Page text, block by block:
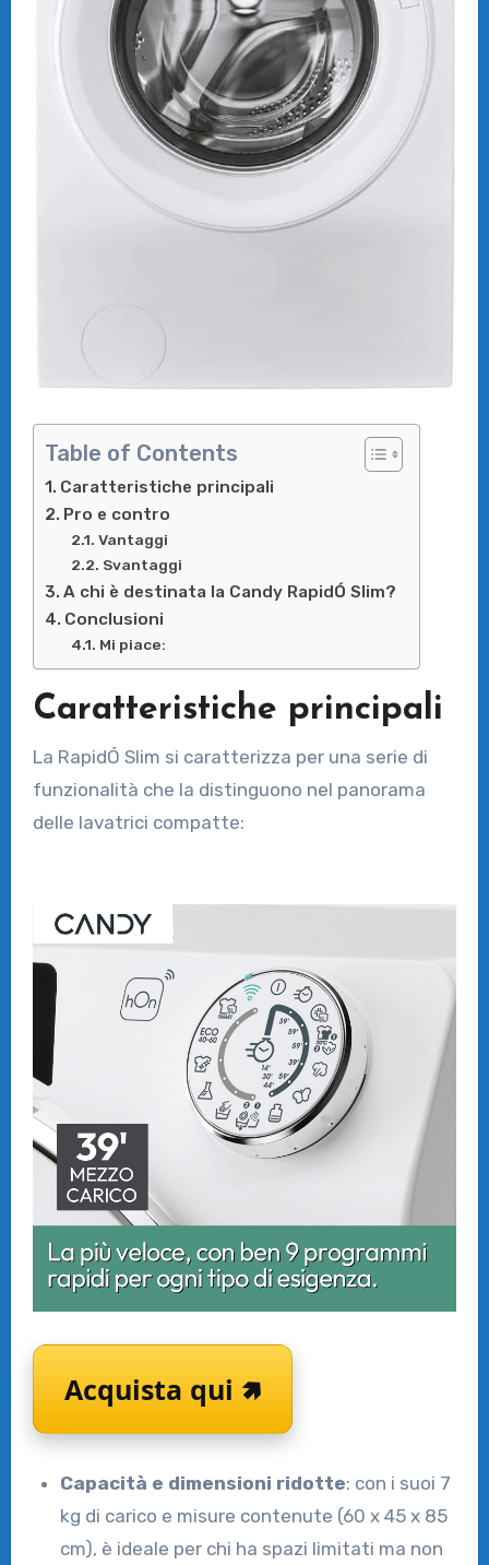
Table of Contents
Caratteristiche principali
Pro e contro
Vantaggi
Svantaggi
A chi è destinata la Candy RapidÓ Slim?
Conclusioni
Mi piace:
Caratteristiche principali
La RapidÓ Slim si caratterizza per una serie di
funzionalità che la distinguono nel panorama
delle lavatrici compatte:
Acquista qui 🢅
Capacità e dimensioni ridotte: con i suoi 7
kg di carico e misure contenute (60 x 45 x 85
cm), è ideale per chi ha spazi limitati ma non